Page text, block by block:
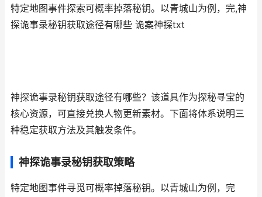
特定地图事件探索可概率掉落秘钥。以青城山为例，完,神
探诡事录秘钥获取途径有哪些 诡案神探txt
神探诡事录秘钥获取途径有哪些？该道具作为探秘寻宝的
核心资源，可直接兑换人物更新素材。下面将体系说明三
种稳定获取方法及其触发条件。
神探诡事录秘钥获取策略
特定地图事件寻觅可概率掉落秘钥。以青城山为例，完